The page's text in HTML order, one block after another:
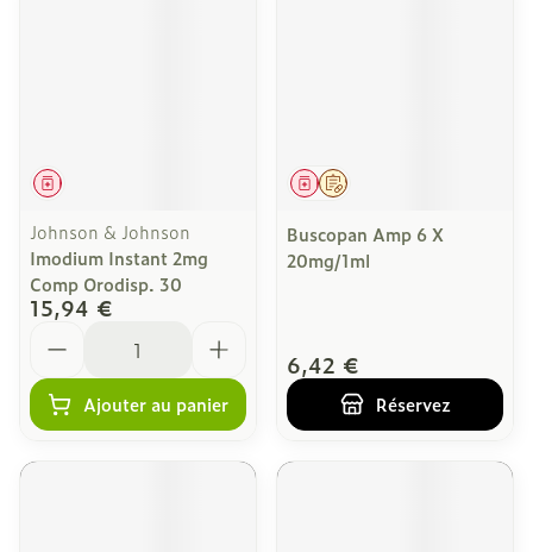
Médicament
Johnson & Johnson
Imodium Instant 2mg
Comp Orodisp. 30
15,94 €
Ajouter au panier
Sur prescription
Médicament
Buscopan Amp 6 X
20mg/1ml
6,42 €
Réservez